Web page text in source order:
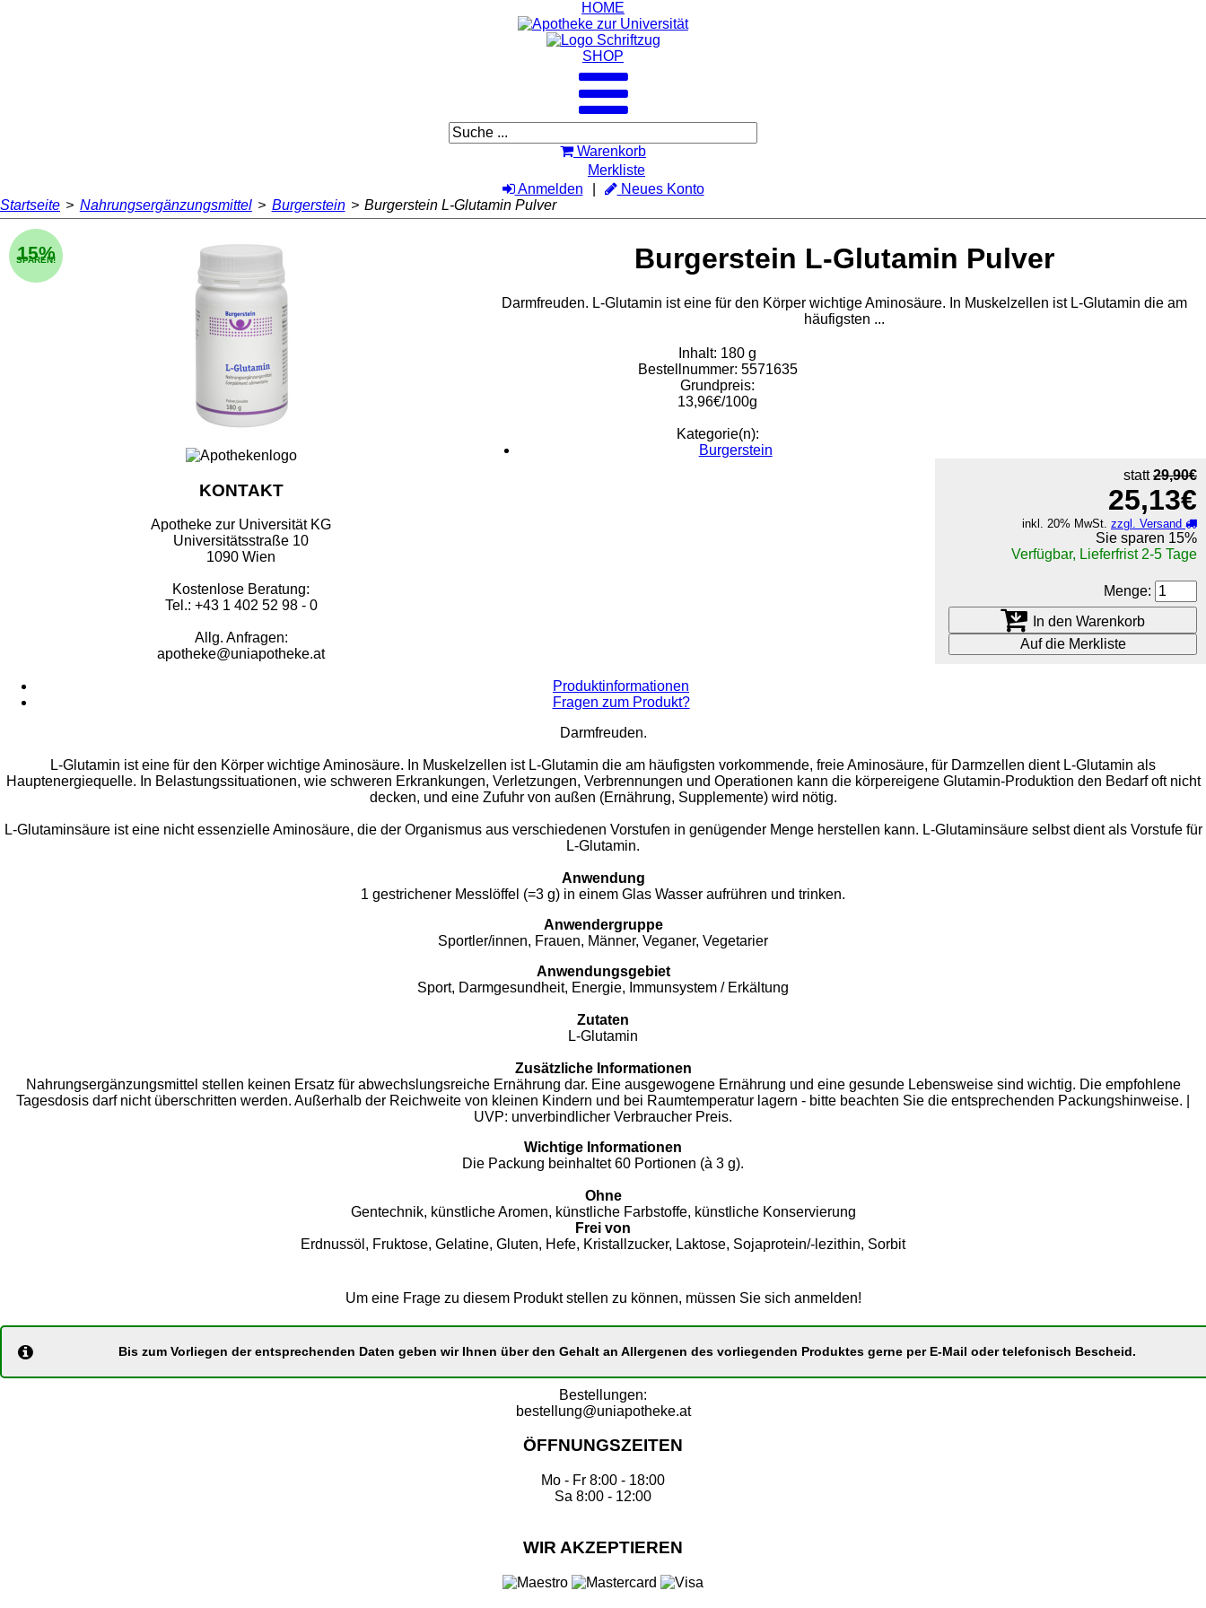
HOME
SHOP
Warenkorb
Merkliste
Anmelden
Neues Konto
Startseite > Nahrungsergänzungsmittel > Burgerstein > Burgerstein L-Glutamin Pulver
Burgerstein L-Glutamin Pulver
15%
SPAREN!
Darmfreuden. L-Glutamin ist eine für den Körper wichtige Aminosäure. In Muskelzellen ist L-Glutamin die am
häufigsten ...
Inhalt: 180 g
Bestellnummer: 5571635
Grundpreis:
13,96€/100g
Kategorie(n):
Burgerstein
statt29,90€
25,13€
inkl. 20% MwSt. zzgl. Versand
Sie sparen 15%
Verfügbar, Lieferfrist 2-5 Tage
Menge:
In den Warenkorb
Auf die Merkliste
Produktinformationen
Fragen zum Produkt?
Darmfreuden.
L-Glutamin ist eine für den Körper wichtige Aminosäure. In Muskelzellen ist L-Glutamin die am häufigsten vorkommende, freie Aminosäure, für Darmzellen dient L-Glutamin als
Hauptenergiequelle. In Belastungssituationen, wie schweren Erkrankungen, Verletzungen, Verbrennungen und Operationen kann die körpereigene Glutamin-Produktion den Bedarf oft nicht
decken, und eine Zufuhr von außen (Ernährung, Supplemente) wird nötig.
L-Glutaminsäure ist eine nicht essenzielle Aminosäure, die der Organismus aus verschiedenen Vorstufen in genügender Menge herstellen kann. L-Glutaminsäure selbst dient als Vorstufe für
L-Glutamin.
Anwendung
1 gestrichener Messlöffel (=3 g) in einem Glas Wasser aufrühren und trinken.
Anwendergruppe
Sportler/innen, Frauen, Männer, Veganer, Vegetarier
Anwendungsgebiet
Sport, Darmgesundheit, Energie, Immunsystem / Erkältung
Zutaten
L-Glutamin
Zusätzliche Informationen
Nahrungsergänzungsmittel stellen keinen Ersatz für abwechslungsreiche Ernährung dar. Eine ausgewogene Ernährung und eine gesunde Lebensweise sind wichtig. Die empfohlene
Tagesdosis darf nicht überschritten werden. Außerhalb der Reichweite von kleinen Kindern und bei Raumtemperatur lagern - bitte beachten Sie die entsprechenden Packungshinweise. |
UVP: unverbindlicher Verbraucher Preis.
Wichtige Informationen
Die Packung beinhaltet 60 Portionen (à 3 g).
Ohne
Gentechnik, künstliche Aromen, künstliche Farbstoffe, künstliche Konservierung
Frei von
Erdnussöl, Fruktose, Gelatine, Gluten, Hefe, Kristallzucker, Laktose, Sojaprotein/-lezithin, Sorbit
Um eine Frage zu diesem Produkt stellen zu können, müssen Sie sich anmelden!
Bis zum Vorliegen der entsprechenden Daten geben wir Ihnen über den Gehalt an Allergenen des vorliegenden Produktes gerne per E-Mail oder telefonisch Bescheid.
KONTAKT
Apotheke zur Universität KG
Universitätsstraße 10
1090 Wien
Kostenlose Beratung:
Tel.: +43 1 402 52 98 - 0
Allg. Anfragen:
apotheke@uniapotheke.at
Bestellungen:
bestellung@uniapotheke.at
ÖFFNUNGSZEITEN
Mo - Fr 8:00 - 18:00
Sa 8:00 - 12:00
WIR AKZEPTIEREN